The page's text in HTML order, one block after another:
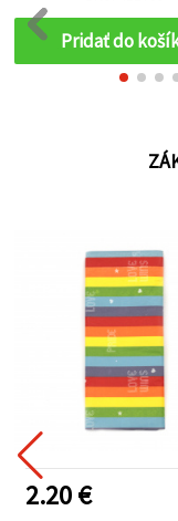
Pridať do
2.20 €